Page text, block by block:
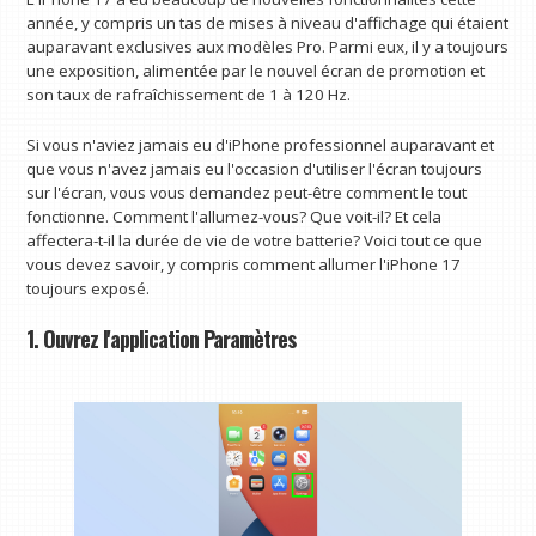
année, y compris un tas de mises à niveau d'affichage qui étaient
auparavant exclusives aux modèles Pro. Parmi eux, il y a toujours
une exposition, alimentée par le nouvel écran de promotion et
son taux de rafraîchissement de 1 à 120 Hz.
Si vous n'aviez jamais eu d'iPhone professionnel auparavant et
que vous n'avez jamais eu l'occasion d'utiliser l'écran toujours
sur l'écran, vous vous demandez peut-être comment le tout
fonctionne. Comment l'allumez-vous? Que voit-il? Et cela
affectera-t-il la durée de vie de votre batterie? Voici tout ce que
vous devez savoir, y compris comment allumer l'iPhone 17
toujours exposé.
1. Ouvrez l'application Paramètres